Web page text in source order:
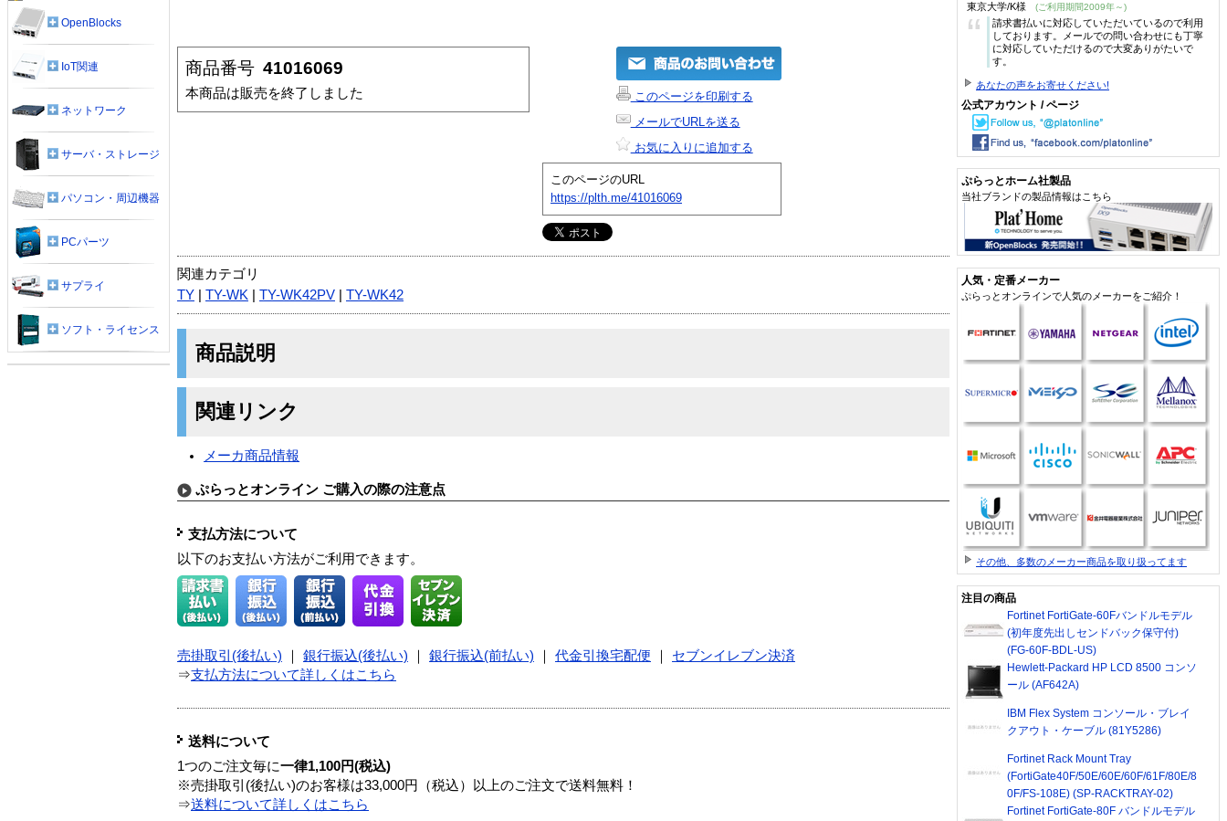
商品番号 41016069
本商品は販売を終了しました
このページを印刷する
メールでURLを送る
お気に入りに追加する
このページのURL
https://plth.me/41016069
関連カテゴリ
TY
TY-WK TY-WK42PV TY-WK42
商品説明
関連リンク
メーカ商品情報
ぷらっとオンライン ご購入の際の注意点
支払方法について
以下のお支払い方法がご利用できます。
売掛取引(後払い) 銀行振込(後払い) 銀行振込(前払い) 代金引換宅配便
セブンイレブン決済
⇒支払方法について詳しくはこちら
送料について
1つのご注文毎に一律1,100円(税込)
※売掛取引(後払い)のお客様は33,000円（税込）以上のご注文で送料無料！
⇒送料について詳しくはこちら
OpenBlocks
IoT関連
ネットワーク
サーバ・ストレージ
パソコン・周辺機器
PCパーツ
サプライ
ソフト・ライセンス
東京大学/K様 (ご利用期間2009年～)
“
請求書払いに対応していただいているので利用
しております。メールでの問い合わせにも丁寧
に対応していただけるので大変ありがたいで
す。
あなたの声をお寄せください!
公式アカウント / ページ
ぷらっとホーム社製品
当社ブランドの製品情報はこちら
人気・定番メーカー
ぷらっとオンラインで人気のメーカーをご紹介！
その他、多数のメーカー商品を取り扱ってます
注目の商品
Fortinet FortiGate-60Fバンドルモデル
(初年度先出しセンドバック保守付)
(FG-60F-BDL-US)
Hewlett-Packard HP LCD 8500 コンソ
ール (AF642A)
IBM Flex System コンソール・ブレイ
クアウト・ケーブル (81Y5286)
Fortinet Rack Mount Tray
(FortiGate40F/50E/60E/60F/61F/80E/8
0F/FS-108E) (SP-RACKTRAY-02)
Fortinet FortiGate-80F バンドルモデル